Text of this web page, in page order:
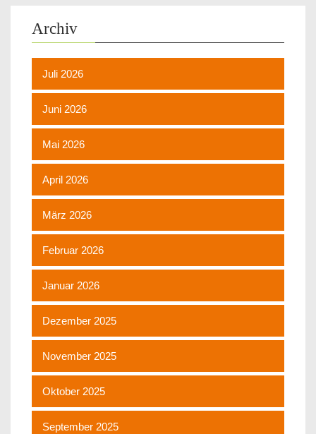
Archiv
Juli 2026
Juni 2026
Mai 2026
April 2026
März 2026
Februar 2026
Januar 2026
Dezember 2025
November 2025
Oktober 2025
September 2025